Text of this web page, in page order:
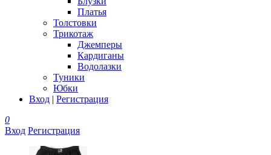
Платья
Толстовки
Трикотаж
Джемперы
Кардиганы
Водолазки
Туники
Юбки
Вход | Регистрация
0
Вход Регистрация